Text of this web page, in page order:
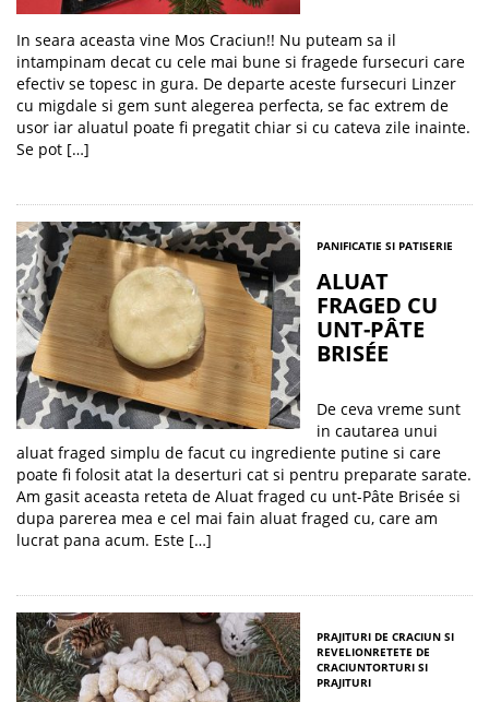
In seara aceasta vine Mos Craciun!! Nu puteam sa il
intampinam decat cu cele mai bune si fragede fursecuri care
efectiv se topesc in gura. De departe aceste fursecuri Linzer
cu migdale si gem sunt alegerea perfecta, se fac extrem de
usor iar aluatul poate fi pregatit chiar si cu cateva zile inainte.
Se pot […]
PANIFICATIE SI PATISERIE
ALUAT
FRAGED CU
UNT-PÂTE
BRISÉE
De ceva vreme sunt
in cautarea unui
aluat fraged simplu de facut cu ingrediente putine si care
poate fi folosit atat la deserturi cat si pentru preparate sarate.
Am gasit aceasta reteta de Aluat fraged cu unt-Pâte Brisée si
dupa parerea mea e cel mai fain aluat fraged cu, care am
lucrat pana acum. Este […]
PRAJITURI DE CRACIUN SI
REVELIONRETETE DE
CRACIUNTORTURI SI
PRAJITURI